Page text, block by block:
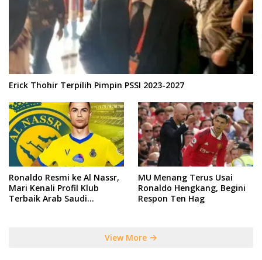
Erick Thohir Terpilih Pimpin PSSI 2023-2027
Ronaldo Resmi ke Al Nassr,
Mari Kenali Profil Klub
Terbaik Arab Saudi
MU Menang Terus Usai
Ronaldo Hengkang, Begini
Respon Ten Hag
View More